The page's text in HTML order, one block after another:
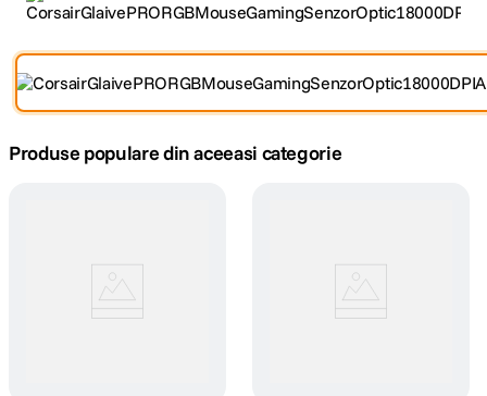
2. trepied
4. peak design
canon sx740 hs
card memorie
dji mic mini
Produse populare din aceeasi categorie